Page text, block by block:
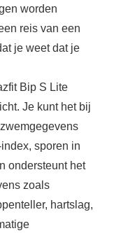
worden
reis van een
je weet dat je
Bip S Lite
Je kunt het bij
sporen in
ondersteunt het
zoals
hartslag,